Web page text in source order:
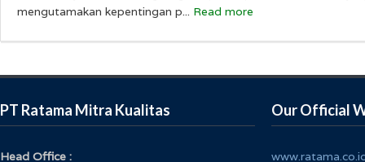
mengutamakan kepentingan p... Read more
PT Ratama Mitra Kualitas
Head Office :
Our Official